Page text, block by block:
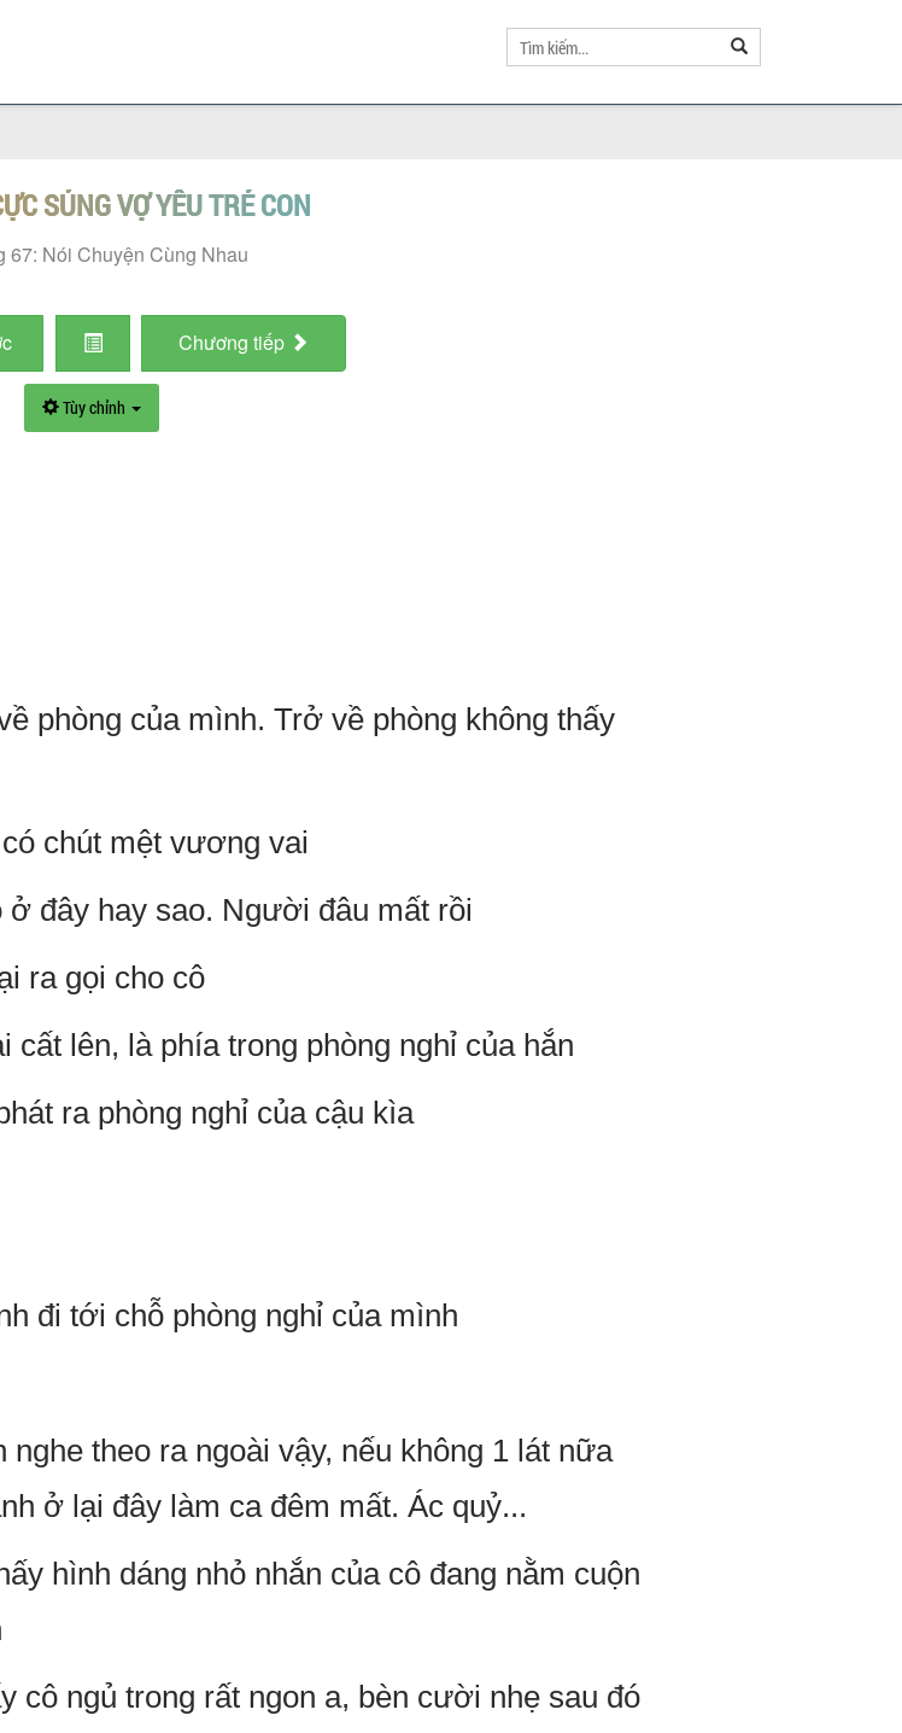
SỦNG VỢ YÊU TRẺ CON
67: Nói Chuyện Cùng Nhau
Chương tiếp
Tùy chỉnh
phòng của mình. Trở về phòng không thấy
chút mệt vương vai
đây hay sao. Người đâu mất rồi
ra gọi cho cô
cất lên, là phía trong phòng nghỉ của hắn
ra phòng nghỉ của cậu kìa
đi tới chỗ phòng nghỉ của mình
theo ra ngoài vậy, nếu không 1 lát nữa
ở lại đây làm ca đêm mất. Ác quỷ...
hình dáng nhỏ nhắn của cô đang nằm cuộn
cô ngủ trong rất ngon a, bèn cười nhẹ sau đó